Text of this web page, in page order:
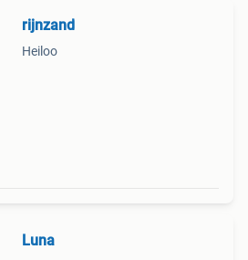
rijnzand
Heiloo
Luna